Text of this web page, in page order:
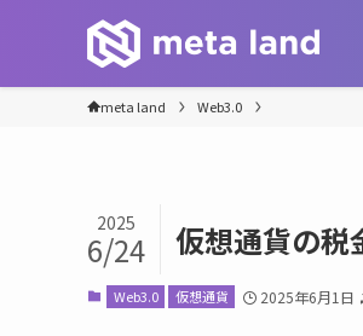
meta land Web3.0
仮想通貨の税
2025
6/24
Web3.0 仮想通貨 2025年6月1日